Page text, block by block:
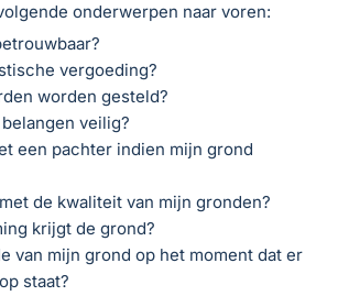
onderwerpen naar voren:
vergoeding?
worden gesteld?
veilig?
een pachter indien mijn grond
de kwaliteit van mijn gronden?
krijgt de grond?
van mijn grond op het moment dat er
staat?